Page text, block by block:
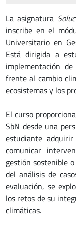
La asignatura
inscribe en el
Universitario en
Está dirigida a
implementación
frente al cambio
ecosistemas y los
El curso
SbN desde una
estudiante
comunicar
gestión sostenible
del análisis de
evaluación, se
los retos de su
climáticas.